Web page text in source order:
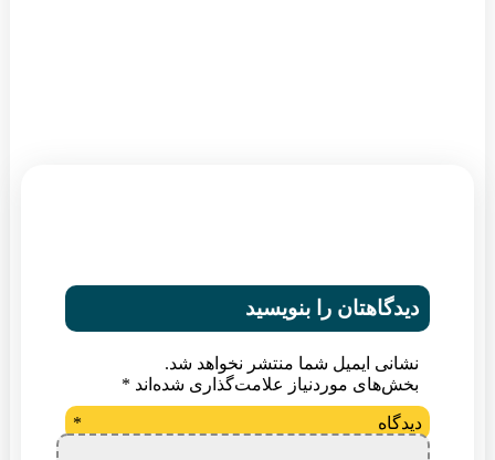
دیدگاهتان را بنویسید
نشانی ایمیل شما منتشر نخواهد شد.
بخش‌های موردنیاز علامت‌گذاری شده‌اند *
دیدگاه *